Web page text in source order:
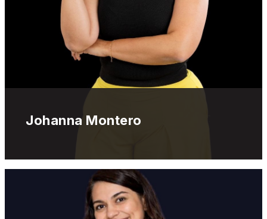
Johanna Montero